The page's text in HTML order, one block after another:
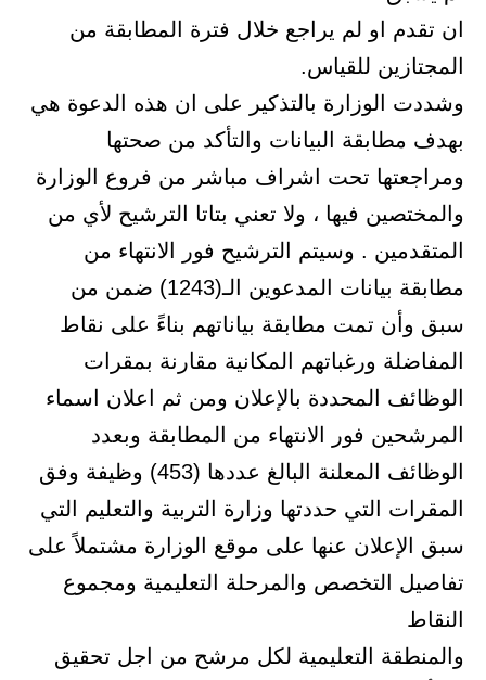
ان تقدم او لم يراجع خلال فترة المطابقة من
المجتازين للقياس.
وشددت الوزارة بالتذكير على ان هذه الدعوة هي
بهدف مطابقة البيانات والتأكد من صحتها
ومراجعتها تحت اشراف مباشر من فروع الوزارة
والمختصين فيها ، ولا تعني بتاتا الترشيح لأي من
المتقدمين . وسيتم الترشيح فور الانتهاء من
مطابقة بيانات المدعوين الـ(1243) ضمن من
سبق وأن تمت مطابقة بياناتهم بناءً على نقاط
المفاضلة ورغباتهم المكانية مقارنة بمقرات
الوظائف المحددة بالإعلان ومن ثم اعلان اسماء
المرشحين فور الانتهاء من المطابقة وبعدد
الوظائف المعلنة البالغ عددها (453) وظيفة وفق
المقرات التي حددتها وزارة التربية والتعليم التي
سبق الإعلان عنها على موقع الوزارة مشتملاً على
تفاصيل التخصص والمرحلة التعليمية ومجموع
النقاط
والمنطقة التعليمية لكل مرشح من اجل تحقيق